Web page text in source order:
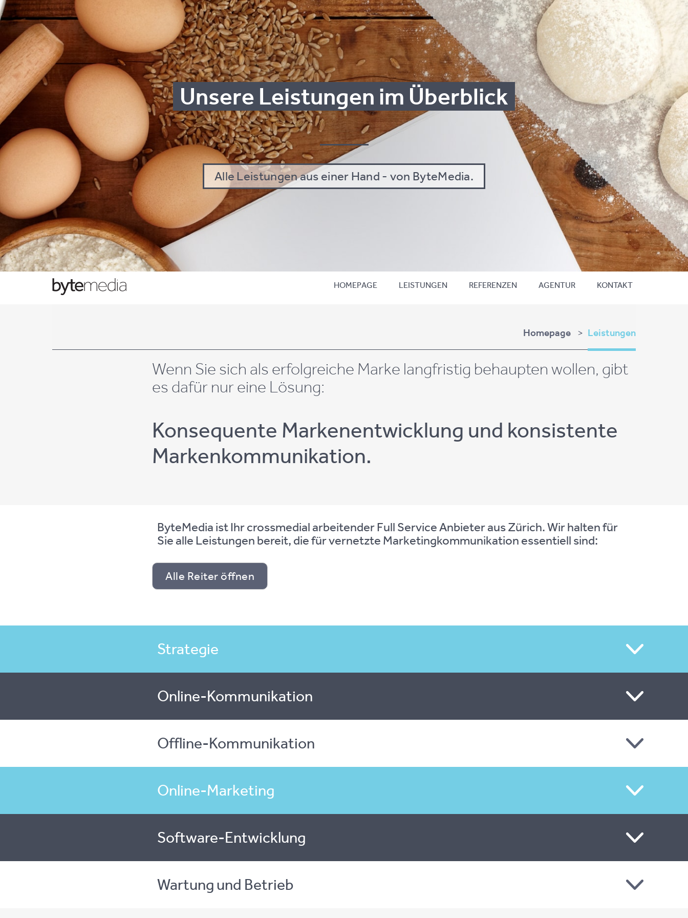
Un­se­re Leis­tun­gen im Über­blick
Alle Leis­tun­gen aus einer Hand - von ByteMedia.
HOMEPAGE LEISTUNGEN REFERENZEN AGENTUR KONTAKT
Homepage Leistungen
Wenn Sie sich als er­folg­rei­che Marke lang­fris­tig be­haup­ten wol­len, gibt
es dafür nur eine Lö­sung:
Kon­se­quen­te Mar­ken­ent­wick­lung und kon­sis­ten­te
Mar­ken­kom­mu­ni­ka­ti­on.
ByteMedia ist Ihr cross­me­di­al ar­bei­ten­der Full Ser­vice An­bie­ter aus Zü­rich. Wir hal­ten für
Sie alle Leis­tun­gen be­reit, die für ver­netz­te Mar­ke­ting­kom­mu­ni­ka­ti­on es­sen­ti­ell sind:
Alle Reiter öffnen
Strategie
Online-Kommunikation
Offline-Kommunikation
Online-Marketing
Software-Entwicklung
Wartung und Betrieb